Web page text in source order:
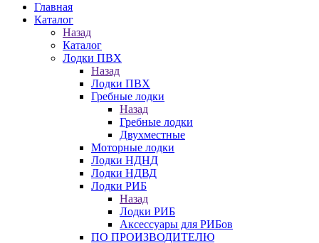
Главная
Каталог
Назад
Каталог
Лодки ПВХ
Назад
Лодки ПВХ
Гребные лодки
Назад
Гребные лодки
Двухместные
Моторные лодки
Лодки НДНД
Лодки НДВД
Лодки РИБ
Назад
Лодки РИБ
Аксессуары для РИБов
ПО ПРОИЗВОДИТЕЛЮ